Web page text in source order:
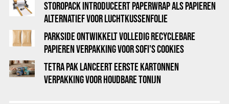
STOROPACK INTRODUCEERT PAPERWRAP ALS PAPIEREN
ALTERNATIEF VOOR LUCHTKUSSENFOLIE
PARKSIDE ONTWIKKELT VOLLEDIG RECYCLEBARE
PAPIEREN VERPAKKING VOOR SOFI'S COOKIES
TETRA PAK LANCEERT EERSTE KARTONNEN
VERPAKKING VOOR HOUDBARE TONIJN